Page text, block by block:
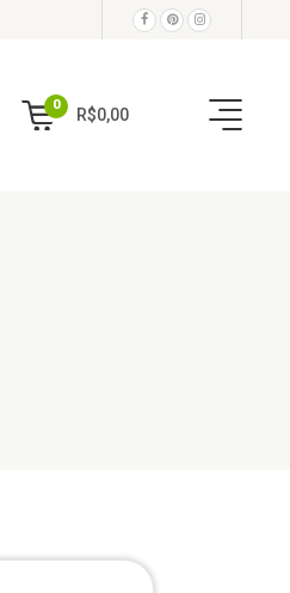
0
R$0,00